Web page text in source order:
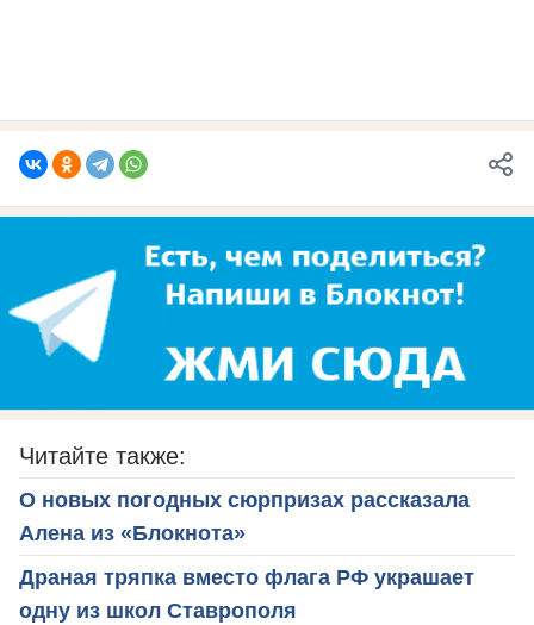
Читайте также:
О новых погодных сюрпризах рассказала
Алена из «Блокнота»
Драная тряпка вместо флага РФ украшает
одну из школ Ставрополя